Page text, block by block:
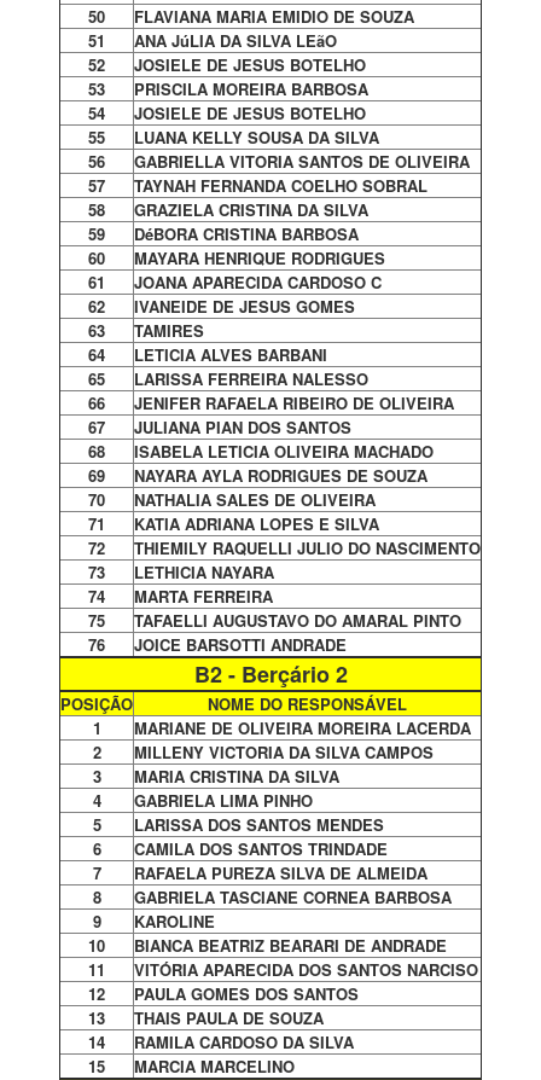
50
FLAVIANA MARIA EMIDIO DE SOUZA
51
ANA JúLIA DA SILVA LEãO
52
JOSIELE DE JESUS BOTELHO
53
PRISCILA MOREIRA BARBOSA
54
JOSIELE DE JESUS BOTELHO
55
LUANA KELLY SOUSA DA SILVA
56
GABRIELLA VITORIA SANTOS DE OLIVEIRA
57
TAYNAH FERNANDA COELHO SOBRAL
58
GRAZIELA CRISTINA DA SILVA
59
DéBORA CRISTINA BARBOSA
60
MAYARA HENRIQUE RODRIGUES
61
JOANA APARECIDA CARDOSO C
62
IVANEIDE DE JESUS GOMES
63
TAMIRES
64
LETICIA ALVES BARBANI
65
LARISSA FERREIRA NALESSO
66
JENIFER RAFAELA RIBEIRO DE OLIVEIRA
67
JULIANA PIAN DOS SANTOS
68
ISABELA LETICIA OLIVEIRA MACHADO
69
NAYARA AYLA RODRIGUES DE SOUZA
70
NATHALIA SALES DE OLIVEIRA
71
KATIA ADRIANA LOPES E SILVA
72
THIEMILY RAQUELLI JULIO DO NASCIMENTO
73
LETHICIA NAYARA
74
MARTA FERREIRA
75
TAFAELLI AUGUSTAVO DO AMARAL PINTO
76
JOICE BARSOTTI ANDRADE
B2 - Berçário 2
POSIÇÃO
NOME DO RESPONSÁVEL
1
MARIANE DE OLIVEIRA MOREIRA LACERDA
2
MILLENY VICTORIA DA SILVA CAMPOS
3
MARIA CRISTINA DA SILVA
4
GABRIELA LIMA PINHO
5
LARISSA DOS SANTOS MENDES
6
CAMILA DOS SANTOS TRINDADE
7
RAFAELA PUREZA SILVA DE ALMEIDA
8
GABRIELA TASCIANE CORNEA BARBOSA
9
KAROLINE
10
BIANCA BEATRIZ BEARARI DE ANDRADE
11
VITÓRIA APARECIDA DOS SANTOS NARCISO
12
PAULA GOMES DOS SANTOS
13
THAIS PAULA DE SOUZA
14
RAMILA CARDOSO DA SILVA
15
MARCIA MARCELINO